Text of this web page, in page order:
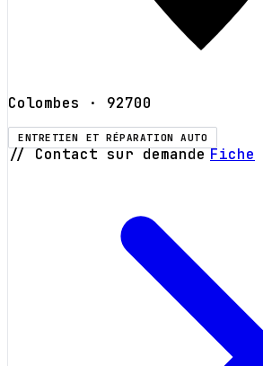
Colombes · 92700
ENTRETIEN ET RÉPARATION AUTO
// Contact sur demande Fiche